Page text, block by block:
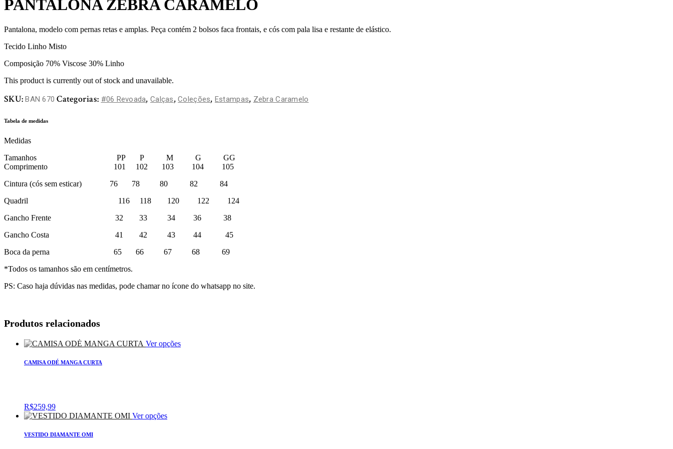
PANTALONA ZEBRA CARAMELO
Pantalona, modelo com pernas retas e amplas. Peça contém 2 bolsos faca frontais, e cós com pala lisa e restante de elástico.
Tecido Linho Misto
Composição 70% Viscose 30% Linho
This product is currently out of stock and unavailable.
SKU:BAN 670 Categorias: #06 Revoada,Calças,Coleções, Estampas, Zebra Caramelo
Tabela de medidas
Medidas
Tamanhos PP P M G GG
Comprimento 101 102 103 104 105
Cintura (cós sem esticar) 76 78 80 82 84
Quadril 116 118 120 122 124
Gancho Frente 32 33 34 36 38
Gancho Costa 41 42 43 44 45
Boca da perna 65 66 67 68 69
*Todos os tamanhos são em centímetros.
PS: Caso haja dúvidas nas medidas, pode chamar no ícone do whatsapp no site.
Produtos relacionados
Ver opções
CAMISA ODÉ MANGA CURTA
R$259,99
Ver opções
VESTIDO DIAMANTE OMI